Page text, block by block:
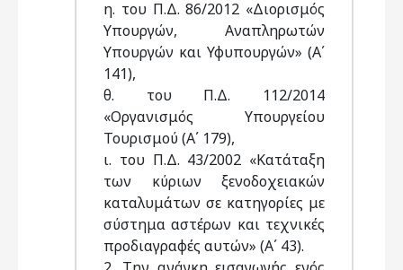
η. του Π.Δ. 86/2012 «Διορισμός
Υπουργών, Αναπληρωτών
Υπουργών και Υφυπουργών» (Α΄
141),
θ. του Π.Δ. 112/2014
«Οργανισμός Υπουργείου
Τουρισμού (Α΄ 179),
ι. του Π.Δ. 43/2002 «Κατάταξη
των κύριων ξενοδοχειακών
καταλυμάτων σε κατηγορίες με
σύστημα αστέρων και τεχνικές
προδιαγραφές αυτών» (Α΄ 43).